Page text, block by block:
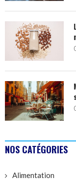
NOS CATÉGORIES
Alimentation